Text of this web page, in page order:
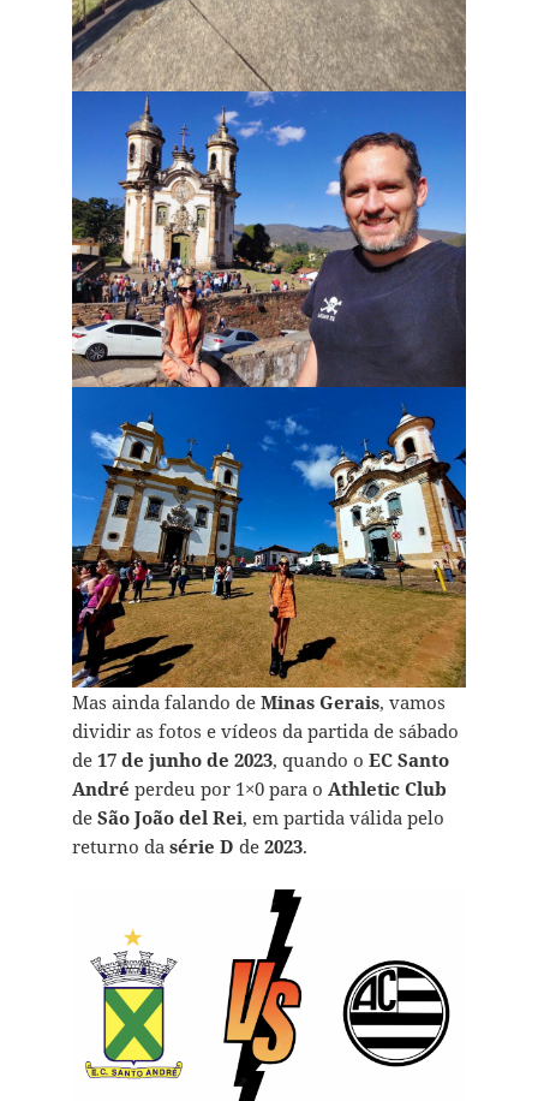
Mas ainda falando de Minas Gerais, vamos
dividir as fotos e vídeos da partida de sábado
de 17 de junho de 2023, quando o EC Santo
André perdeu por 1×0 para o Athletic Club
de São João del Rei, em partida válida pelo
returno da série D de 2023.